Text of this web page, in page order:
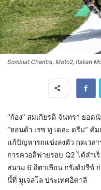
Somkiat Chantra, Moto2, Italian
“ก้อง” สมเกียรติ จันทรา ยอ
“ฮอนด้า เรซ ทู เดอะ ดรีม” คั
แก้ปัญหารถแข่งลงตัว กดเวล
การควอลิฟายรอบ Q2 ได้สำ
สนาม 6 อิตาเลียน กรังด์ปรีซ์
นี้ที่ มูเจลโล ประเทศอิตาลี